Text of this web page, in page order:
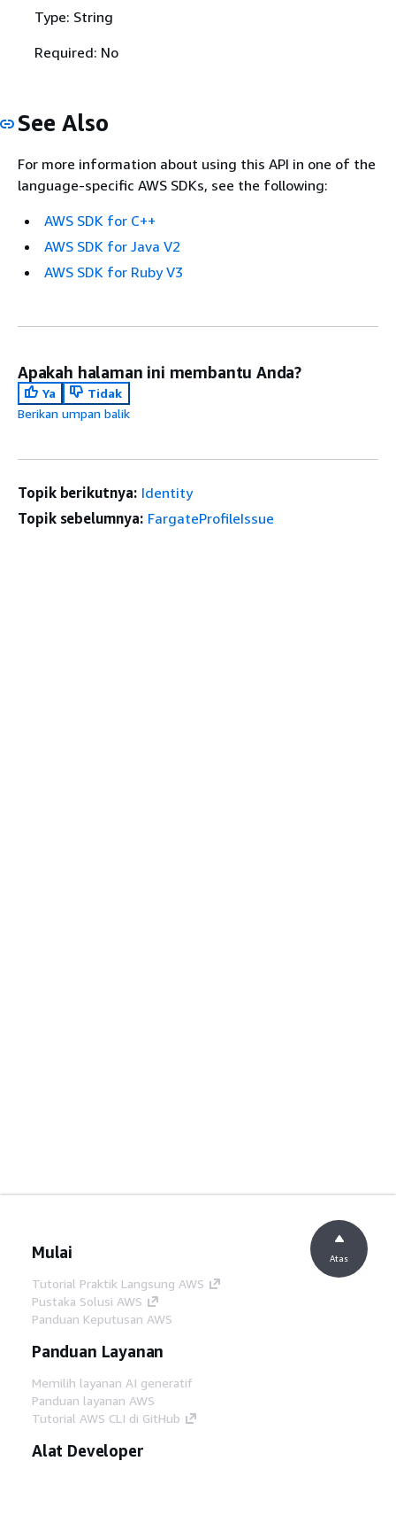
Type: String
Required: No
See Also
For more information about using this API in one of the
language-specific AWS SDKs, see the following:
AWS SDK for C++
AWS SDK for Java V2
AWS SDK for Ruby V3
Apakah halaman ini membantu Anda?
Ya
Tidak
Berikan umpan balik
Topik berikutnya: Identity
Topik sebelumnya: FargateProfileIssue
Mulai
Tutorial Praktik Langsung AWS
Pustaka Solusi AWS
Panduan Keputusan AWS
Panduan Layanan
Memilih layanan AI generatif
Panduan layanan AWS
Tutorial AWS CLI di GitHub
Alat Developer
Atas